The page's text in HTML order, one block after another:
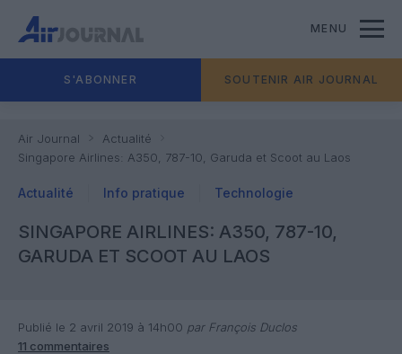
MENU
S'ABONNER SOUTENIR AIR JOURNAL
Air Journal
Actualité
Singapore Airlines: A350, 787-10, Garuda et Scoot au Laos
Actualité Info pratique Technologie
SINGAPORE AIRLINES: A350, 787-10,
GARUDA ET SCOOT AU LAOS
Publié le 2 avril 2019 à 14h00 par François Duclos
11 commentaires